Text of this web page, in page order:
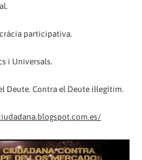
participativa.
i Universals.
Deute. Contra el Deute il·legítim.